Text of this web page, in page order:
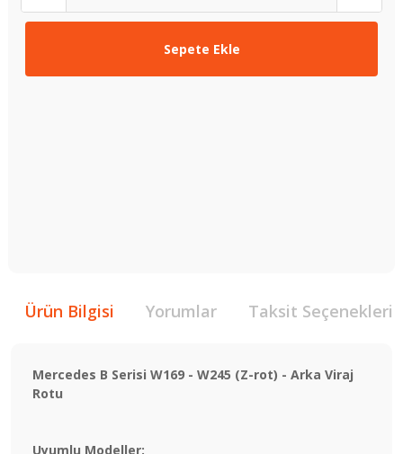
Sepete Ekle
Ürün Bilgisi Yorumlar Taksit Seçenekleri
Mercedes B Serisi W169 - W245 (Z-rot) - Arka Viraj
Rotu
Uyumlu Modeller: